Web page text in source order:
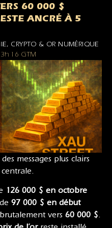
60 000 $
ANCRÉ À 5
, CRYPTO & OR NUMÉRIQUE
3h 16 GTM
messages plus clairs
126 000 $ en octobre
97 000 $ en début
vers 60 000 $.